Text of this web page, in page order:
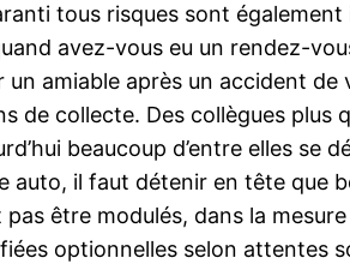
tous risques sont
avez-vous eu un rendez-
amiable après un accident de
de collecte. Des collègues plus
beaucoup d’entre elles
il faut détenir en tête que
être modulés, dans la
optionnelles selon